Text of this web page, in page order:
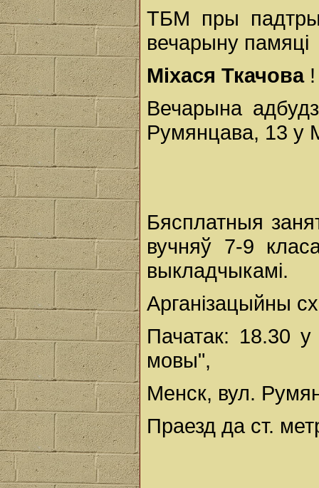
ТБМ пры
вечарыну памяці
Міхася Ткачова !
Вечарына
Румянцава, 13 у
Бясплатныя
вучняў 7-9
выкладчыкамі.
Арганізацыйны
Пачатак: 18.30 у
мовы",
Менск, вул.
Праезд да ст.